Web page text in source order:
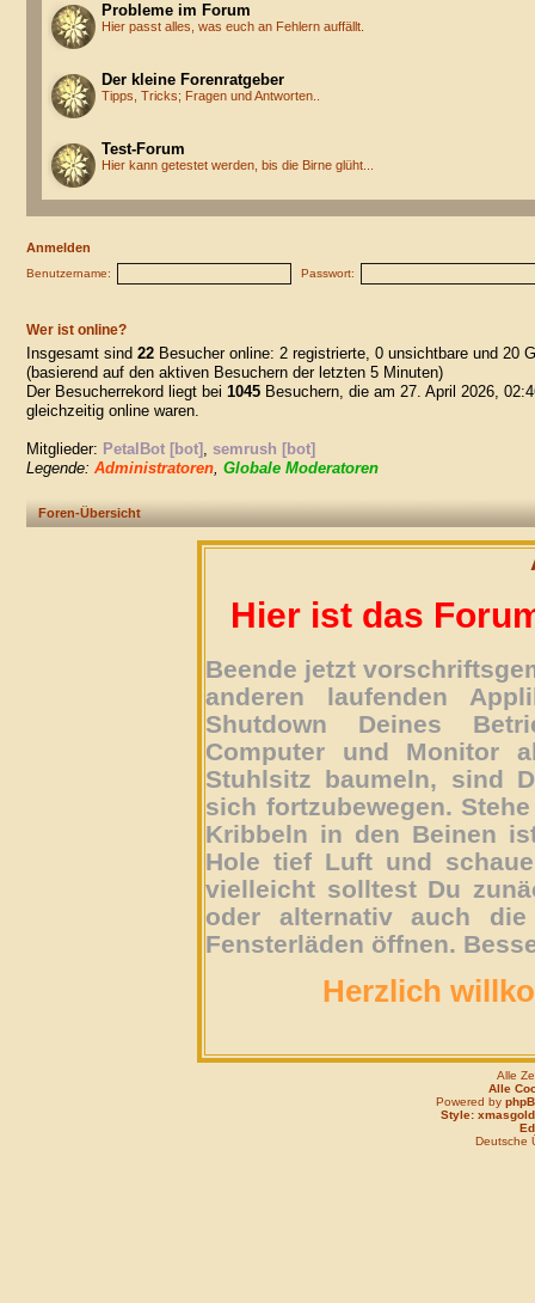
Probleme im Forum
Hier passt alles, was euch an Fehlern auffällt.
Der kleine Forenratgeber
Tipps, Tricks; Fragen und Antworten..
Test-Forum
Hier kann getestet werden, bis die Birne glüht...
Anmelden
Benutzername: Passwort:
Wer ist online?
Insgesamt sind 22 Besucher online: 2 registrierte, 0 unsichtbare und 20
(basierend auf den aktiven Besuchern der letzten 5 Minuten)
Der Besucherrekord liegt bei 1045 Besuchern, die am 27. April 2026,
gleichzeitig online waren.
Mitglieder: PetalBot [bot] , semrush [bot]
Legende: Administratoren, Globale Moderatoren
Foren-Übersicht
Hier ist das
Beende jetzt
anderen laufenden
Shutdown Deines
Computer und Monitor
Stuhlsitz baumeln, sind
sich fortzubewegen.
Kribbeln in den Beinen
Hole tief Luft und
vielleicht solltest Du
oder alternativ auch
Fensterläden öffnen.
Herzlich
Alle
Alle
Powered by
Style: xmasgold
Deutsche